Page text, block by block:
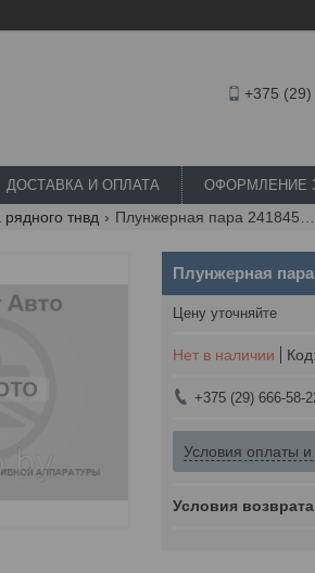
+375
ДОСТАВКА И ОПЛАТА ОФОРМЛЕНИЕ
тнвд
Плунжерная
Цену уточняйте
Нет в наличии Код:
+375 (29) 666-58-
Условия оплаты и